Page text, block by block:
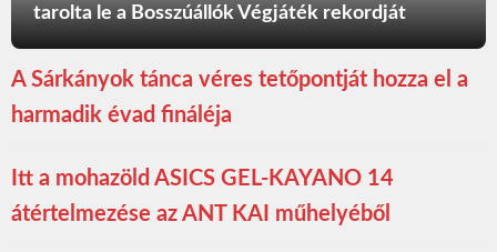
tarolta le a Bosszúállók Végjáték rekordját
A Sárkányok tánca véres tetőpontját hozza el a
harmadik évad fináléja
Itt a mohazöld ASICS GEL-KAYANO 14
átértelmezése az ANT KAI műhelyéből